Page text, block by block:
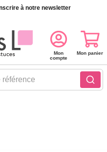
à notre newsletter
référence
Mon
compte
Mon panier